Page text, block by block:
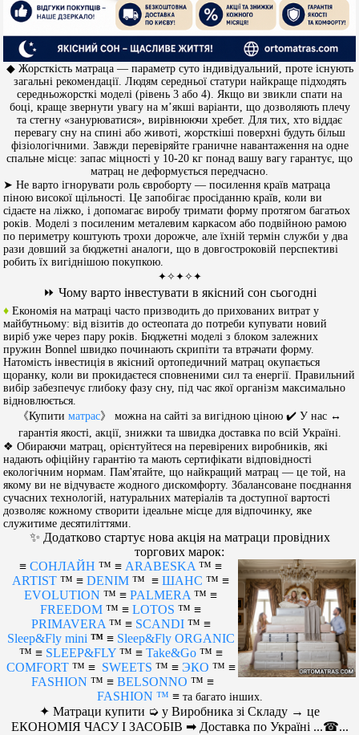
◆ Жорсткість матраца — параметр суто індивідуальний, проте існують
загальні рекомендації. Людям середньої статури найкраще підходять
середньожорсткі моделі (рівень 3 або 4). Якщо ви звикли спати на
боці, краще звернути увагу на м’якші варіанти, що дозволяють плечу
та стегну «занурюватися», вирівнюючи хребет. Для тих, хто віддає
перевагу сну на спині або животі, жорсткіші поверхні будуть більш
фізіологічними. Завжди перевіряйте граничне навантаження на одне
спальне місце: запас міцності у 10-20 кг понад вашу вагу гарантує, що
матрац не деформується передчасно.
➤ Не варто ігнорувати роль євроборту — посилення країв матраца
піною високої щільності. Це запобігає просіданню країв, коли ви
сідаєте на ліжко, і допомагає виробу тримати форму протягом багатьох
років. Моделі з посиленим металевим каркасом або подвійною рамою
по периметру коштують трохи дорожче, але їхній термін служби у два
рази довший за бюджетні аналоги, що в довгостроковій перспективі
робить їх вигіднішою покупкою.
✦✧✦✧✦
⏩ Чому варто інвестувати в якісний сон сьогодні
♦ Економія на матраці часто призводить до прихованих витрат у
майбутньому: від візитів до остеопата до потреби купувати новий
виріб уже через пару років. Бюджетні моделі з блоком залежних
пружин Bonnel швидко починають скрипіти та втрачати форму.
Натомість інвестиція в якісний ортопедичний матрац окупається
щоранку, коли ви прокидаєтеся сповненими сил та енергії. Правильний
вибір забезпечує глибоку фазу сну, під час якої організм максимально
відновлюється.
《Купити матрас》 можна на сайті за вигідною ціною ✔️ У нас ↔
гарантія якості, акції, знижки та швидка доставка по всій Україні.
❖ Обираючи матрац, орієнтуйтеся на перевірених виробників, які
надають офіційну гарантію та мають сертифікати відповідності
екологічним нормам. Пам'ятайте, що найкращий матрац — це той, на
якому ви не відчуваєте жодного дискомфорту. Збалансоване поєднання
сучасних технологій, натуральних матеріалів та доступної вартості
дозволяє кожному створити ідеальне місце для відпочинку, яке
служитиме десятиліттями.
✨ Додатково стартує нова акція на матраци провідних
торгових марок:
≡ СОНЛАЙН ™ ≡ ARABESKA ™ ≡
ARTIST ™ ≡ DENIM ™ ≡ ШАНС ™ ≡
EVOLUTION ™ ≡ PALMERA ™ ≡
FREEDOM ™ ≡ LOTOS ™ ≡
PRIMAVERA ™ ≡ SCANDI™ ≡
Sleep&Fly mini ™≡ Sleep&Fly ORGANIC
™ ≡ SLEEP&FLY™ ≡ Take&Go™ ≡
COMFORT™ ≡ SWEETS ™ ≡ ЭКО ™ ≡
FASHION ™ ≡ BELSONNO ™ ≡
FASHION ™ ≡та багато інших.
✦ Матраци купити ➭ у Виробника зі Складу → це
ЕКОНОМІЯ ЧАСУ І ЗАСОБІВ ➡ Доставка по Україні ...☎...